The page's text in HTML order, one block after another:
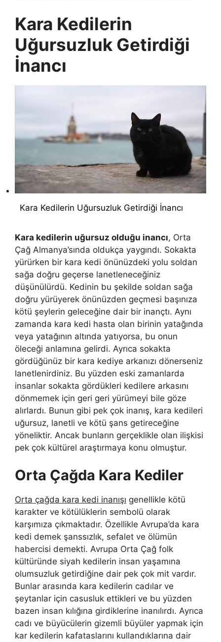
Kara Kedilerin
Uğursuzluk Getirdiği
İnancı
Kara Kedilerin Uğursuzluk Getirdiği İnancı
Kara kedilerin uğursuz olduğu inancı, Orta
Çağ Almanya’sında oldukça yaygındı. Sokakta
yürürken bir kara kedi önünüzdeki yolu soldan
sağa doğru geçerse lanetleneceğiniz
düşünülürdü. Kedinin bu şekilde soldan sağa
doğru yürüyerek önünüzden geçmesi başınıza
kötü şeylerin geleceğine dair bir inançtı. Aynı
zamanda kara kedi hasta olan birinin yatağında
veya yatağının altında yatıyorsa, bu onun
öleceği anlamına gelirdi. Ayrıca sokakta
gördüğünüz bir kara kediye arkanızı dönerseniz
lanetlenirdiniz. Bu yüzden eski zamanlarda
insanlar sokakta gördükleri kedilere arkasını
dönmemek için geri geri yürümeyi bile göze
alırlardı. Bunun gibi pek çok inanış, kara kedileri
uğursuz, lanetli ve kötü şans getireceğine
yöneliktir. Ancak bunların gerçeklikle olan ilişkisi
pek çok kültürel araştırmaya konu olmuştur.
Orta Çağda Kara Kediler
Orta çağda kara kedi inanışı genellikle kötü
karakter ve kötülüklerin sembolü olarak
karşımıza çıkmaktadır. Özellikle Avrupa’da kara
kedi demek şanssızlık, sefalet ve ölümün
habercisi demekti. Avrupa Orta Çağ folk
kültüründe siyah kedilerin insan yaşamına
olumsuzluk getirdiğine dair pek çok mit vardır.
Bunlar arasında kara kedilerin cadılar ve
şeytanlar için casusluk ettikleri ve bu yüzden
bazen insan kılığına girdiklerine inanılırdı. Ayrıca
cadı ve büyücülerin gizemli büyüler yapmak için
kar kedilerin kafataslarını kullandıklarına dair